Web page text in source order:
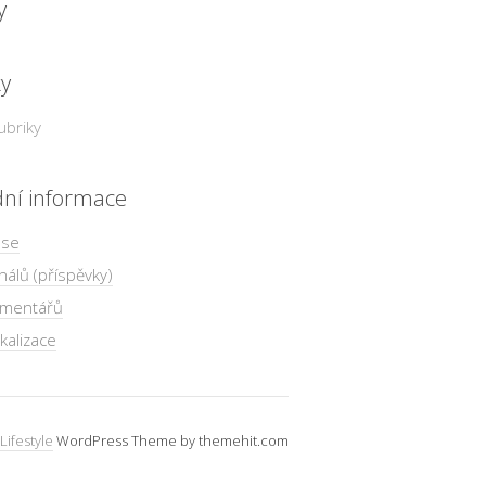
informace
(příspěvky)
Lifestyle WordPress Theme by themehit.com